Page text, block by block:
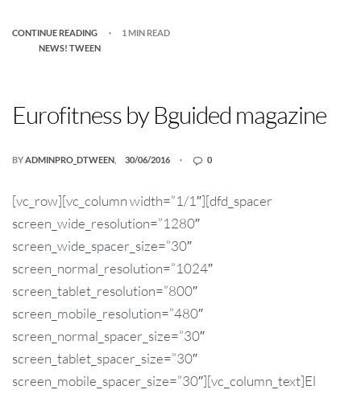
CONTINUE READING
1 MIN READ
NEWS! TWEEN
Eurofitness by Bguided magazine
BYADMINPRO_DTWEEN 30/06/2016 0
[vc_row][vc_column width=”1/1″][dfd_spacer
screen_wide_resolution=”1280″
screen_wide_spacer_size=”30″
screen_normal_resolution=”1024″
screen_tablet_resolution=”800″
screen_mobile_resolution=”480″
screen_normal_spacer_size=”30″
screen_tablet_spacer_size=”30″
screen_mobile_spacer_size=”30″][vc_column_text]El